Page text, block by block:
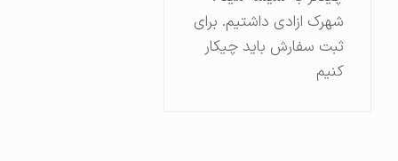
شهرک ازادی داشتیم. برای
ثبت سفارش باید چیکار
کنیم